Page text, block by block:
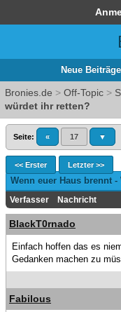
Neue Beiträge
Bronies.de > Off-Topic >
würdet ihr retten?
Seite: « 17 ▼
<< Erster Letzter >>
Wenn euer Haus brennt
Verfasser Nachricht
BlackT0rnado
Einfach hoffen das es
Gedanken machen zu
Fabilous